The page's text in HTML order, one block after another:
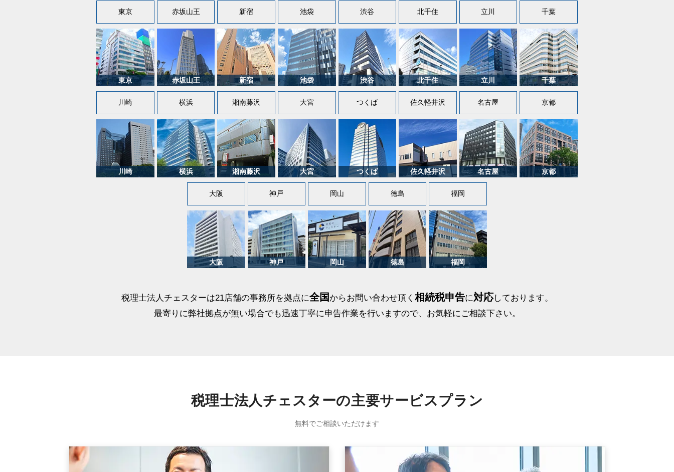
東京 赤坂山王 新宿 池袋 渋谷 北千住 立川 千葉
川崎 横浜 湘南藤沢 大宮 つくば 佐久軽井沢 名古屋 京都
大阪 神戸 岡山 徳島 福岡
税理士法人チェスターは21店舗の事務所を拠点に全国 からお問い合わせ頂く 相続税申告に対応しております。
最寄りに弊社拠点が無い場合でも迅速丁寧に申告作業を行いますので、お気軽にご相談下さい。
税理士法人チェスターの主要サービスプラン
無料でご相談いただけます